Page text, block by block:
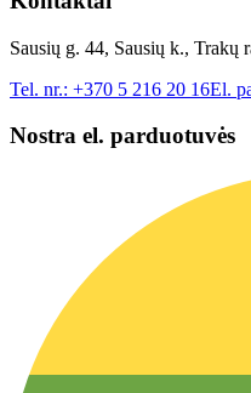
Sausių g. 44, Sausių k., Trakų
Tel. nr.: +370 5 216 20 16El.
Nostra el. parduotuvės